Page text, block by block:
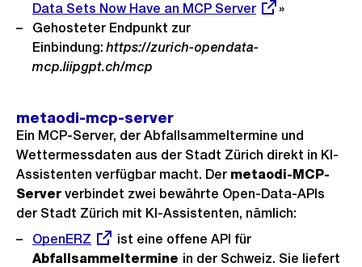
Link:
Data Sets Now Have an MCP Server
»
Gehosteter Endpunkt zur
Einbindung:https://zurich-opendata-
mcp.liipgpt.ch/mcp
metaodi-mcp-server
Ein MCP-Server, der Abfallsammeltermine und
Wettermessdaten aus der Stadt Zürich direkt in KI-
Assistenten verfügbar macht. Der metaodi-MCP-
Server verbindet zwei bewährte Open-Data-APIs
der Stadt Zürich mit KI-Assistenten, nämlich:
Externer
Link:
OpenERZ
ist eine offene API für
Abfallsammeltermine in der Schweiz. Sie liefert